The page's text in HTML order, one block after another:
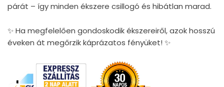
párát – így minden ékszere csillogó és hibátlan marad.
✨ Ha megfelelően gondoskodik ékszereiről, azok hosszú
éveken át megőrzik káprázatos fényüket! ✨